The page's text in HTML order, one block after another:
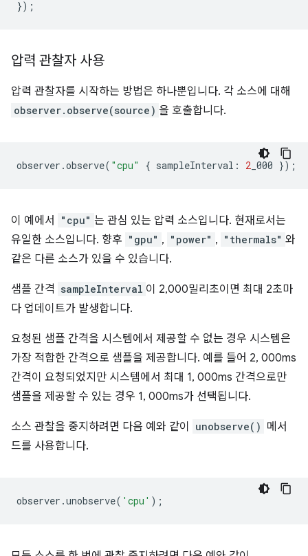
});
압력 관찰자 사용
압력 관찰자를 시작하는 방법은 하나뿐입니다. 각 소스에 대해
observer.observe(source) 을 호출합니다.
observer .observe( "cpu" { sampleInterval : 2 _000 });
이 예에서 "cpu" 는 관심 있는 압력 소스입니다. 현재로서는
유일한 소스입니다. 향후 "gpu" , "power" , "thermals" 와
같은 다른 소스가 있을 수 있습니다.
샘플 간격 sampleInterval 이 2,000밀리초이면 최대 2초마
다 업데이트가 발생합니다.
요청된 샘플 간격을 시스템에서 제공할 수 없는 경우 시스템은
가장 적합한 간격으로 샘플을 제공합니다. 예를 들어 2, 000ms
간격이 요청되었지만 시스템에서 최대 1, 000ms 간격으로만
샘플을 제공할 수 있는 경우 1, 000ms가 선택됩니다.
소스 관찰을 중지하려면 다음 예와 같이 unobserve() 메서
드를 사용합니다.
observer .unobserve( 'cpu' );